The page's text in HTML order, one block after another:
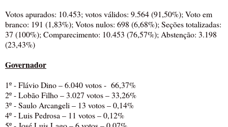
Votos apurados: 10.453; votos válidos: 9.564 (91,50%); Voto em
branco: 191 (1,83%); Votos nulos: 698 (6,68%); Seções totalizadas:
37 (100%); Comparecimento: 10.453 (76,57%); Abstenção: 3.198
(23,43%)
Governador
1º - Flávio Dino – 6.040 votos - 66,37%
2º - Lobão Filho – 3.027 votos – 33,26%
3º - Saulo Arcangeli – 13 votos – 0,14%
4º - Luis Pedrosa – 11 votos – 0,12%